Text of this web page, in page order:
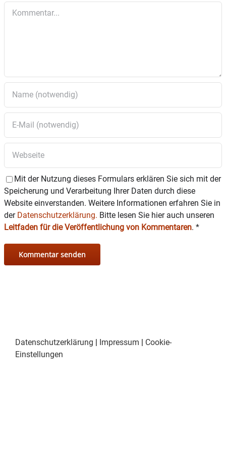
Mit der Nutzung dieses Formulars erklären Sie sich mit der
Speicherung und Verarbeitung Ihrer Daten durch diese
Website einverstanden. Weitere Informationen erfahren Sie in
der Datenschutzerklärung. Bitte lesen Sie hier auch unseren
Leitfaden für die Veröffentlichung von Kommentaren. *
Datenschutzerklärung | Impressum | Cookie-
Einstellungen